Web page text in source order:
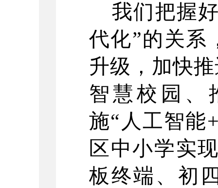
我们把握
代化”的关系
升级，加快
智慧校园、
施“人工智能
区中小学实
板终端、初